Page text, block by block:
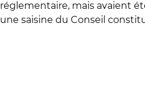
réglementaire, mais avaient
une saisine du Conseil